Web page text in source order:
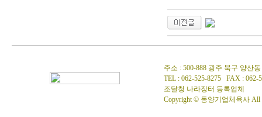
주소 : 500-888 광주 북구 양산
TEL : 062-525-8275 FAX : 062-
조달청 나라장터 등록업체
Copyright © 동양기업체육사 All